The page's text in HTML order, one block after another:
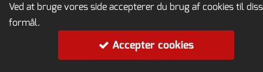
Ved at bruge vores side accepterer du brug af cookies til
formål.
Accepter cookies